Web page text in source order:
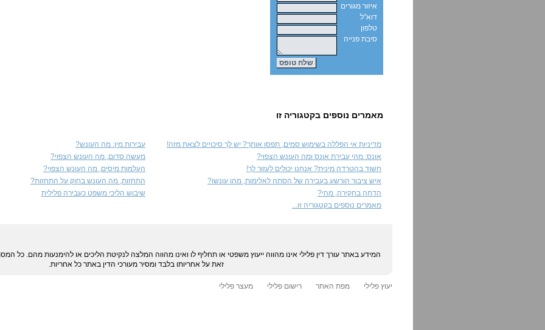
איזור מגורים
דוא"ל
טלפון
סיבת פנייה
מאמרים נוספים בקטגוריה זו
מדיניות אי הפללה בשימוש סמים, תפסו אותך? יש לך סיכויים לצאת מזה!
עבירות מין: מה העונש?
אונס: מהי עבירת אונס ומה העונש הצפוי?
מעשה סדום, מה העונש הצפוי?
חשוד בהטרדה מינית? אנחנו יכולים לעזור לך!
העלמות מיסים, מה העונש הצפוי?
איש ציבור הורשע בעבירה של הסתה לאלימות, מהו עונשו?
התחזות, מה העונש בחוק על התחזות?
הדחה בחקירה, מהי?
שיבוש הליכי משפט כעבירה פלילית
מאמרים נוספים בקטגוריה זו...
המידע באתר עורך דין פלילי אינו מהווה ייעוץ משפטי או תחליף לו ואינו מהווה המלצה לנקיטת הליכים או להימנעות מהם. כל
זאת על אחריותו בלבד ומסיר מעורכי הדין באתר כל אחריות.
יעוץ פלילי מפת האתר רישום פלילי מעצר פלילי